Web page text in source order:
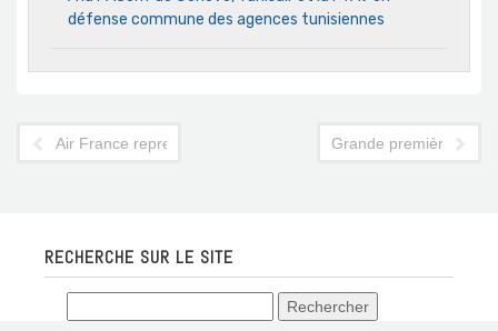
défense commune des agences tunisiennes
Air France reprend ses vols directs vers TokyoGrande première :
RECHERCHE SUR LE SITE